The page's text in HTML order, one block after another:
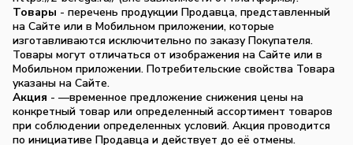
Товары - перечень продукции Продавца, представленный
на Сайте или в Мобильном приложении, которые
изготавливаются исключительно по заказу Покупателя.
Товары могут отличаться от изображения на Сайте или в
Мобильном приложении. Потребительские свойства Товара
указаны на Сайте.
Акция - —временное предложение снижения цены на
конкретный товар или определенный ассортимент товаров
при соблюдении определенных условий. Акция проводится
по инициативе Продавца и действует до её отмены.